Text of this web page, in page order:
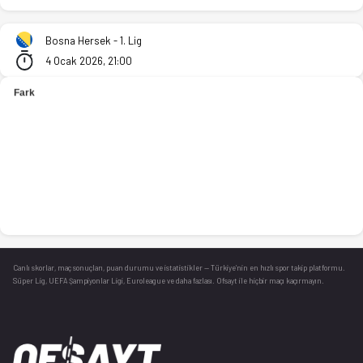
KK Jahorina Pale - SL Leotar 98-106 bitti. İstatistikler, puan
Bosna Hersek - 1. Lig
4 Ocak 2026, 21:00
Canlı skorlar , maç sonuçları, puan durumu ve istatistikler — Türkiye’nin en hızlı spor takip platformu.
Süper Lig, UEFA Şampiyonlar Ligi, Euroleague ve daha fazlası. Ofsayt ile hiçbir maçı kaçırmayın.